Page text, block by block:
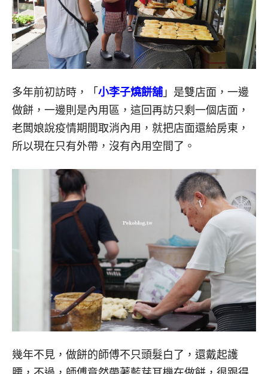
多年前初訪時，「 小李子燒餅舖 」是雙店面，一邊
做餅，一邊則是內用區，這回再訪只剩一個店面，
老闆娘說疫情期間取消內用，就把店面還給房東，
所以現在只有外帶，沒有內用空間了。
幾年不見，做餅的師傅不只頭髮白了，還戴起護